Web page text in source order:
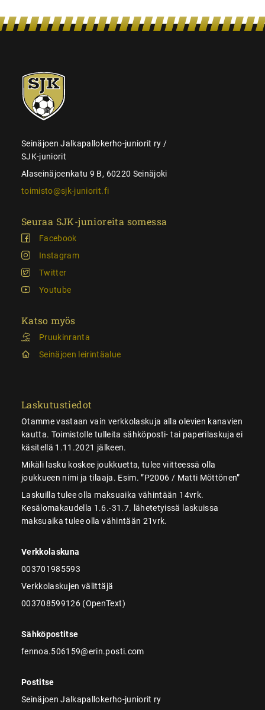
SJK-
juniorit
Seinäjoen Jalkapallokerho-juniorit ry /
SJK-juniorit
Alaseinäjoenkatu 9 B, 60220 Seinäjoki
toimisto@sjk-juniorit.fi
Seuraa SJK-junioreita somessa
Facebook
Instagram
Twitter
Youtube
Katso myös
Pruukinranta
Seinäjoen leirintäalue
Laskutustiedot
Otamme vastaan vain verkkolaskuja alla olevien kanavien
kautta. Toimistolle tulleita sähköposti- tai paperilaskuja ei
käsitellä 1.11.2021 jälkeen.
Mikäli lasku koskee joukkuetta, tulee viitteessä olla
joukkueen nimi ja tilaaja. Esim. ”P2006 / Matti Möttönen”
Laskuilla tulee olla maksuaika vähintään 14vrk.
Kesälomakaudella 1.6.-31.7. lähetetyissä laskuissa
maksuaika tulee olla vähintään 21vrk.
Verkkolaskuna
003701985593
Verkkolaskujen välittäjä
003708599126 (OpenText)
Sähköpostitse
fennoa.506159@erin.posti.com
Postitse
Seinäjoen Jalkapallokerho-juniorit ry